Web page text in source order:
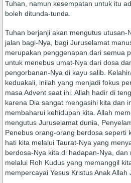
Tuhan, namun kesempatan untuk itu
boleh ditunda-tunda.
Tuhan berjanji akan mengutus utusan-
jalan bagi-Nya, bagi Juruselamat
merupakan penggenapan dari semua
untuk menebus umat-Nya dari dosa
pengorbanan-Nya di kayu salib.
keduakali, inilah yang menjadi fokus
masa Advent saat ini. Allah hadir di
karena Dia sangat mengasihi kita dan
membaharui kehidupan kita. Allah
mengutus Juruselamat dunia,
Penebus orang-orang berdosa seperti
hati kita melalui Taurat-Nya yang
berdosa-Nya kita di hadapan-Nya, dan
melalui Roh Kudus yang memanggil
mempercayai Yesus Kristus Anak Allah